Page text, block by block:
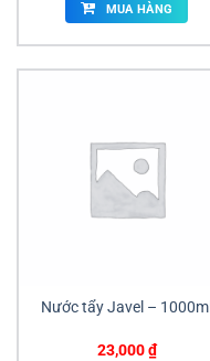
MUA HÀNG
Nước tẩy Javel – 1000ml
23,000₫